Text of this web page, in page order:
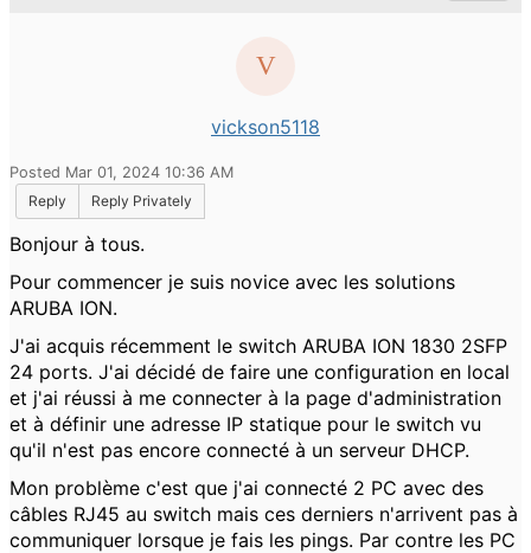
vickson5118
Posted Mar 01, 2024 10:36 AM
Reply
Reply Privately
Bonjour à tous.
Pour commencer je suis novice avec les solutions
ARUBA ION.
J'ai acquis récemment le switch ARUBA ION 1830 2SFP
24 ports. J'ai décidé de faire une configuration en local
et j'ai réussi à me connecter à la page d'administration
et à définir une adresse IP statique pour le switch vu
qu'il n'est pas encore connecté à un serveur DHCP.
Mon problème c'est que j'ai connecté 2 PC avec des
câbles RJ45 au switch mais ces derniers n'arrivent pas à
communiquer lorsque je fais les pings. Par contre les PC